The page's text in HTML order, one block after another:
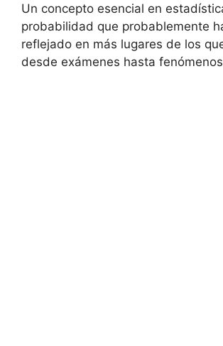
Un concepto esencial en
probabilidad que probablemente
reflejado en más lugares de los
desde exámenes hasta